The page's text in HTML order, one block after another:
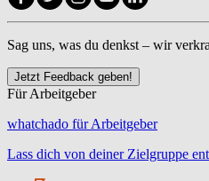
Sag uns, was du denkst – wir
Jetzt Feedback geben!
Für Arbeitgeber
whatchado für Arbeitgeber
Lass dich von deiner Zielgruppe